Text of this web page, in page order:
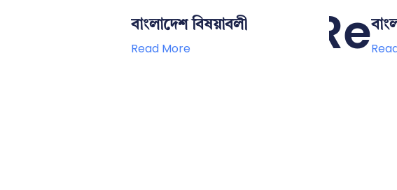
বাংলাদেশ বিষয়াবলী
Read More